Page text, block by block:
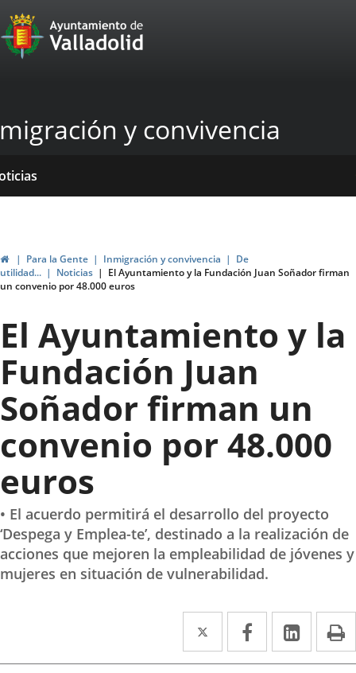
Portal
Web
Ayuntamiento
de
Valladolid
y convivencia
InicioPara la Gente Inmigración y convivencia
De
utilidad...
Noticias
El Ayuntamiento y la Fundación Juan Soñador firman
un convenio por 48.000 euros
El Ayuntamiento y la
Fundación Juan
Soñador firman un
convenio por 48.000
euros
• El acuerdo permitirá el desarrollo del proyecto
‘Despega y Emplea-te’, destinado a la realización de
acciones que mejoren la empleabilidad de jóvenes y
mujeres en situación de vulnerabilidad.
Twitter
Enlace
a
Facebook
Enlace
a
Enlace
a